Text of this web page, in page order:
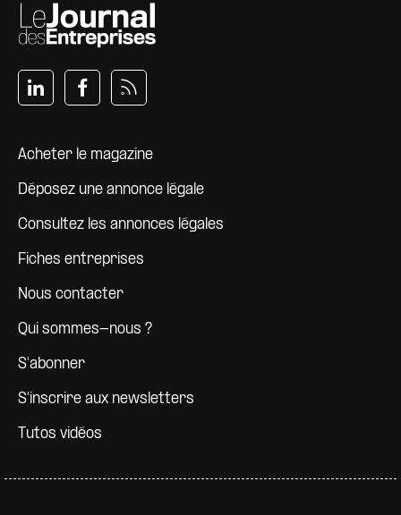
Pied de page
Acheter le magazine
Déposez une annonce légale
Consultez les annonces légales
Fiches entreprises
Nous contacter
Qui sommes-nous ?
S'abonner
S'inscrire aux newsletters
Tutos vidéos